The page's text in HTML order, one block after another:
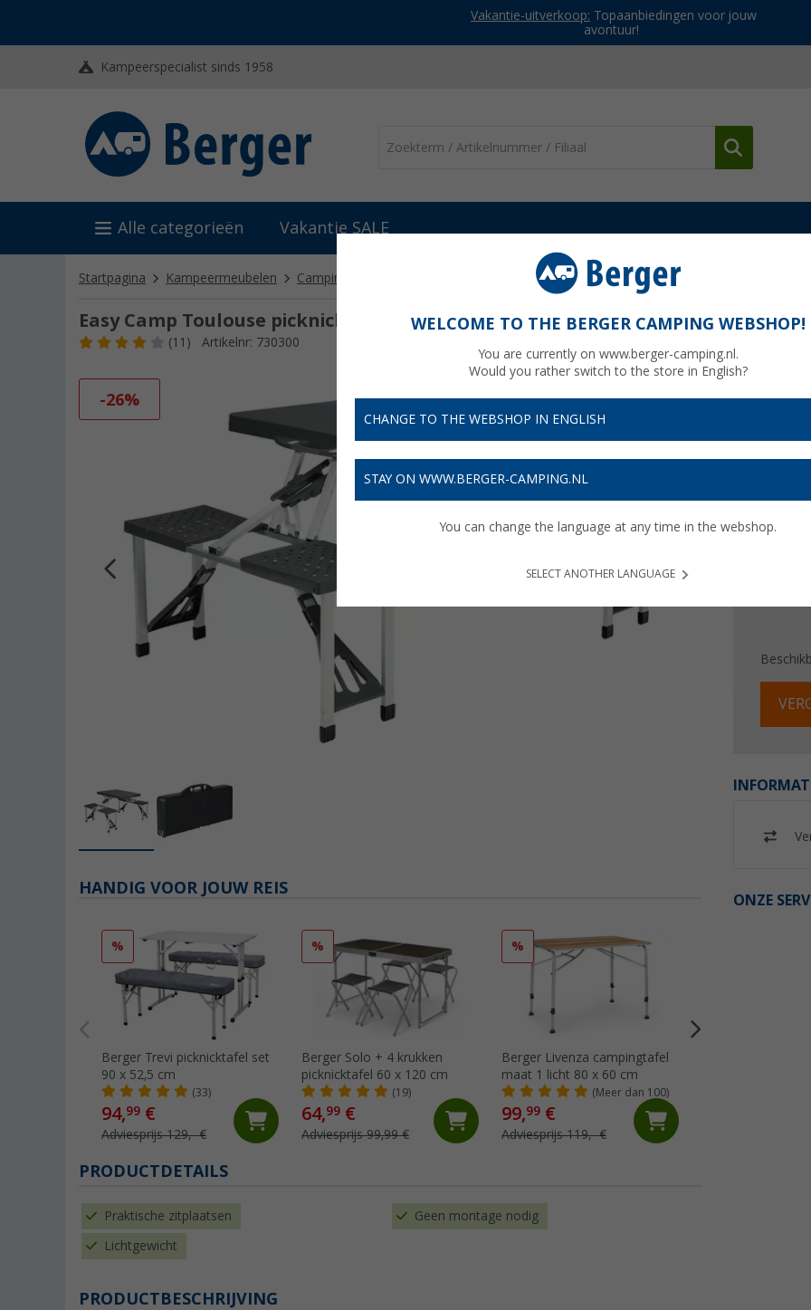
Vakantie-uitverkoop: Topaanbiedingen voor jouw
avontuur!
Kampeerspecialist sinds 1958
Alle categorieën Vakantie SALE
Startpagina Kampeermeubelen Campingtafel Easy Camp Toulouse picknicktafel 64 x 84 cm
Easy Camp Toulouse picknicktafel 64 x 84 cm
(11) Artikelnr: 730300
-26%
€
Prijzen
ONZE
HANDIG VOOR JOUW REIS
%
Berger Trevi picknicktafel set
90 x 52,5 cm
(33)
94,99 €
Adviesprijs 129,- €
%
Berger Solo + 4 krukken
picknicktafel 60 x 120 cm
(19)
64,99 €
Adviesprijs 99,99 €
%
Berger Livenza campingtafel
maat 1 licht 80 x 60 cm
(Meer dan 100)
99,99 €
Adviesprijs 119,- €
PRODUCTDETAILS
Praktische zitplaatsen Geen montage nodig
Lichtgewicht
PRODUCTBESCHRIJVING
WELCOME TO THE BERGER CAMPING WEBSHOP!
You are currently on www.berger-camping.nl.
Would you rather switch to the store in English?
CHANGE TO THE WEBSHOP IN ENGLISH
STAY ON WWW.BERGER-CAMPING.NL
You can change the language at any time in the webshop.
SELECT ANOTHER LANGUAGE